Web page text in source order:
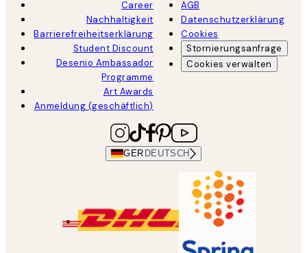
Career
Nachhaltigkeit
Barrierefreiheitserklärung
Student Discount
Desenio Ambassador
Programme
Art Awards
Anmeldung (geschäftlich)
AGB
Datenschutzerklärung
Cookies
Stornierungsanfrage
Cookies verwalten
GER DEUTSCH